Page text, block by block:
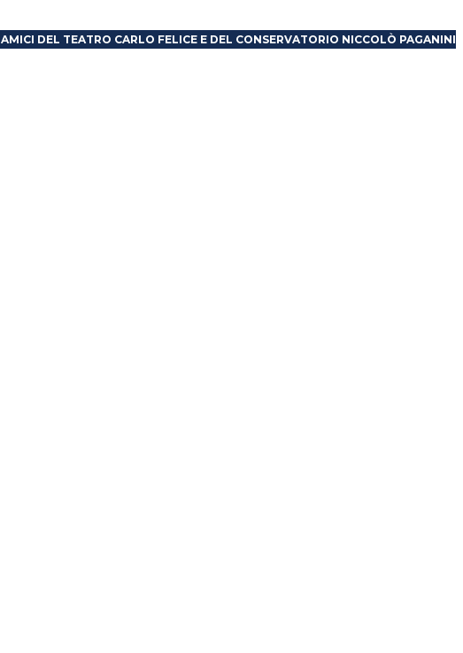
AMICI DEL TEATRO CARLO FELICE E DEL CONSERVATORIO NICCOLÒ PAGANINI